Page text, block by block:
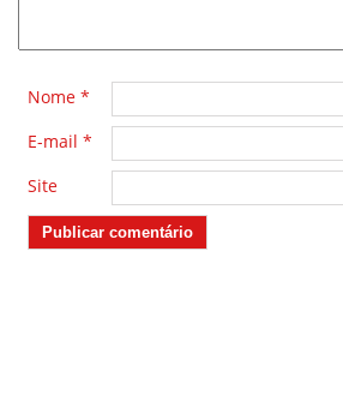
Nome *
E-mail *
Site